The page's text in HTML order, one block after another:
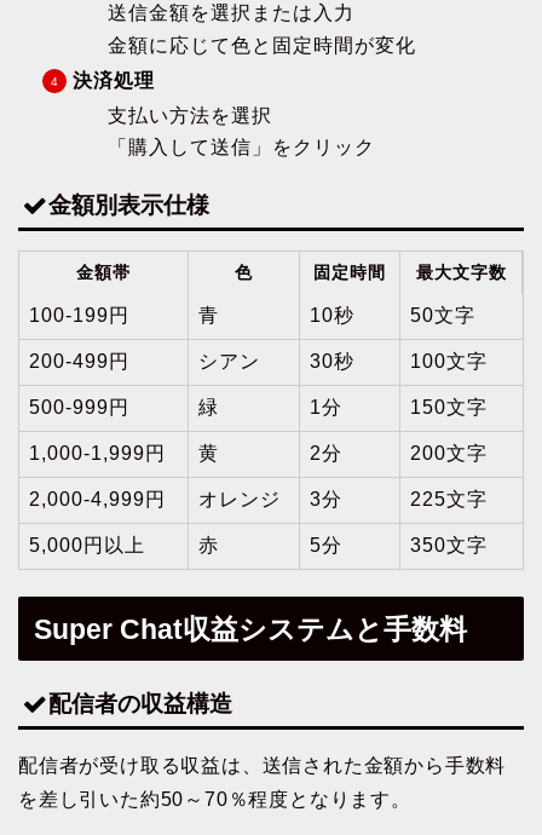
送信金額を選択または入力
金額に応じて色と固定時間が変化
決済処理
支払い方法を選択
「購入して送信」をクリック
金額別表示仕様
金額帯 色 固定時間 最大文字数
100-199円 青 10秒 50文字
200-499円 シアン 30秒 100文字
500-999円 緑 1分 150文字
1,000-1,999円 黄 2分 200文字
2,000-4,999円 オレンジ 3分 225文字
5,000円以上 赤 5分 350文字
Super Chat収益システムと手数料
配信者の収益構造
配信者が受け取る収益は、送信された金額から手数料
を差し引いた約50～70％程度となります。